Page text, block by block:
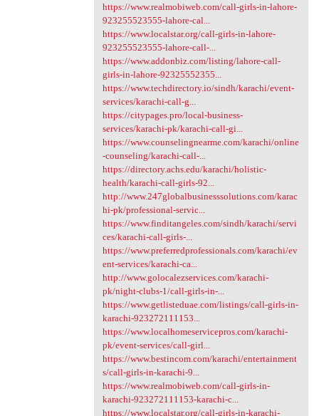
https://www.realmobiweb.com/call-girls-in-lahore-
923255523555-lahore-cal...
https://www.localstar.org/call-girls-in-lahore-
923255523555-lahore-call-...
https://www.addonbiz.com/listing/lahore-call-
girls-in-lahore-92325552355...
https://www.techdirectory.io/sindh/karachi/event-
services/karachi-call-g...
https://citypages.pro/local-business-
services/karachi-pk/karachi-call-gi...
https://www.counselingnearme.com/karachi/online
-counseling/karachi-call-...
https://directory.achs.edu/karachi/holistic-
health/karachi-call-girls-92...
http://www.247globalbusinesssolutions.com/karac
hi-pk/professional-servic...
https://www.finditangeles.com/sindh/karachi/servi
ces/karachi-call-girls-...
https://www.preferredprofessionals.com/karachi/ev
ent-services/karachi-ca...
http://www.golocalezservices.com/karachi-
pk/night-clubs-1/call-girls-in-...
https://www.getlisteduae.com/listings/call-girls-in-
karachi-923272111153...
https://www.localhomeservicepros.com/karachi-
pk/event-services/call-girl...
https://www.bestincom.com/karachi/entertainment
s/call-girls-in-karachi-9...
https://www.realmobiweb.com/call-girls-in-
karachi-923272111153-karachi-c...
https://www.localstar.org/call-girls-in-karachi-